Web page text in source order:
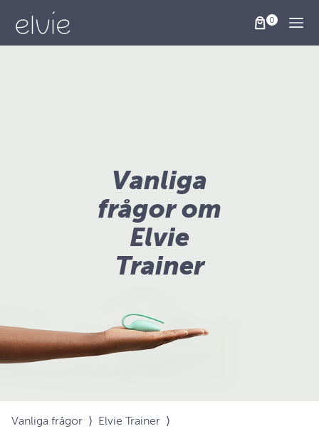
Vanliga
frågor om
Elvie
Trainer
Vanliga frågor ⟩ Elvie Trainer ⟩